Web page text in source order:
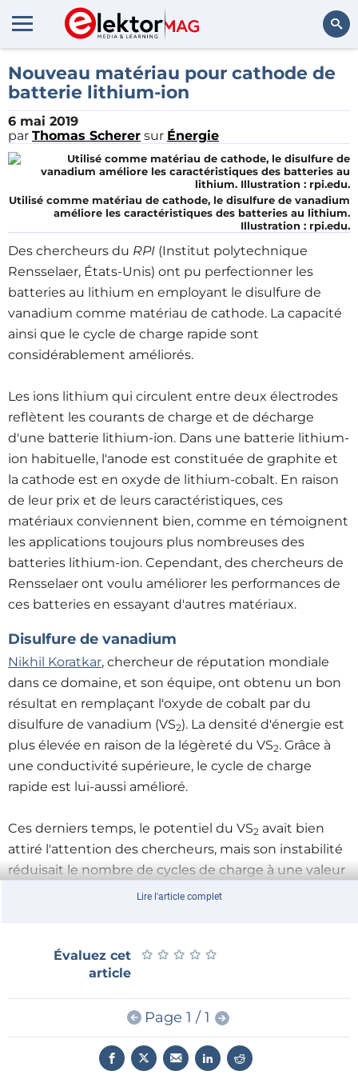
Rechercher
Nouveau matériau pour cathode de
batterie lithium-ion
6 mai 2019
par Thomas Scherer sur Énergie
Utilisé comme matériau de cathode, le disulfure de vanadium
améliore les caractéristiques des batteries au lithium.
Illustration : rpi.edu.
Des chercheurs du RPI (Institut polytechnique
Rensselaer, États-Unis) ont pu perfectionner les
batteries au lithium en employant le disulfure de
vanadium comme matériau de cathode. La capacité
ainsi que le cycle de charge rapide sont
considérablement améliorés.
Les ions lithium qui circulent entre deux électrodes
reflètent les courants de charge et de décharge
d'une batterie lithium-ion. Dans une batterie lithium-
ion habituelle, l'anode est constituée de graphite et
la cathode est en oxyde de lithium-cobalt. En raison
de leur prix et de leurs caractéristiques, ces
matériaux conviennent bien, comme en témoignent
les applications toujours plus nombreuses des
batteries lithium-ion. Cependant, des chercheurs de
Rensselaer ont voulu améliorer les performances de
ces batteries en essayant d'autres matériaux.
Disulfure de vanadium
Nikhil Koratkar, chercheur de réputation mondiale
dans ce domaine, et son équipe, ont obtenu un bon
résultat en remplaçant l'oxyde de cobalt par du
disulfure de vanadium (VS2). La densité d'énergie est
plus élevée en raison de la légèreté du VS2. Grâce à
une conductivité supérieure, le cycle de charge
rapide est lui-aussi amélioré.
Ces derniers temps, le potentiel du VS2 avait bien
attiré l'attention des chercheurs, mais son instabilité
réduisait le nombre de cycles de charge à une valeur
inacceptable. Les universitaires de Rensselaer ont
L'équipe interdisciplinaire a constaté que l'insertion
du lithium conduisait à une asymétrie de la distance
interatomique du vanadium, phénomène connu
sous le nom de distorsion (ou instabilité) dePeierls.
C'est la cause de la désintégration des nanoflocons
Lire l'article complet
Évaluez cet
article
★ ★ ★ ★ ★
★ ★ ★ ★ ★
Page 1 / 1